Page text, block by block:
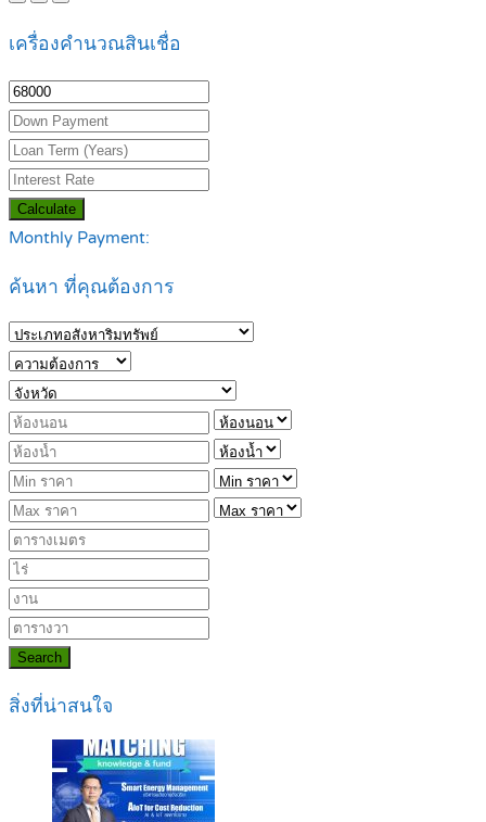
เครื่องคำนวณสินเชื่อ
Calculate
Monthly Payment:
ค้นหา ที่คุณต้องการ
Search
สิ่งที่น่าสนใจ